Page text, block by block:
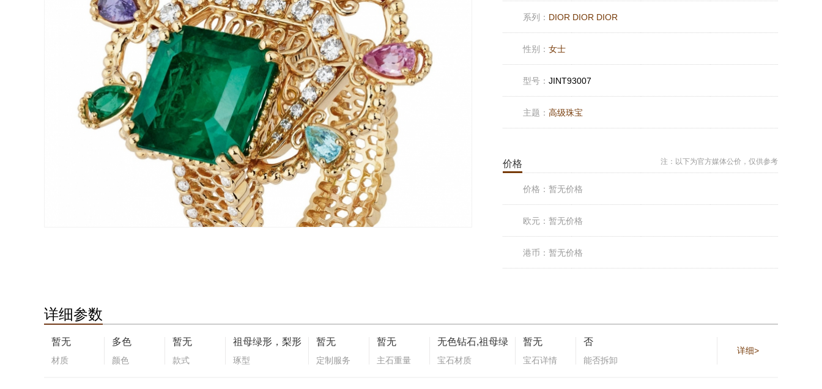
系列： DIOR DIOR DIOR
性别： 女士
型号： JINT93007
主题： 高级珠宝
价格 注：以下为官方媒体公价，仅供参考
价格： 暂无价格
欧元： 暂无价格
港币： 暂无价格
详细参数
暂无
材质
多色
颜色
暂无
款式
祖母绿形，梨形
琢型
暂无
定制服务
暂无
主石重量
无色钻石,祖母绿
宝石材质
暂无
宝石详情
否
能否拆卸
详细>